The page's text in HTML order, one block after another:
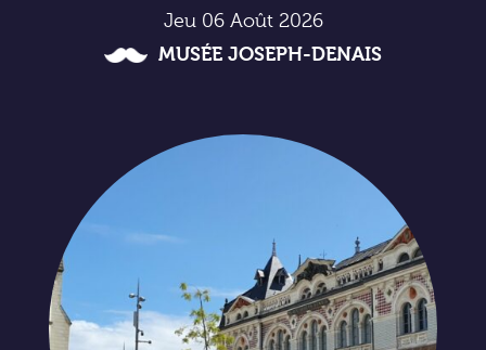
Jeu 06 Août 2026
MUSÉE JOSEPH-DENAIS